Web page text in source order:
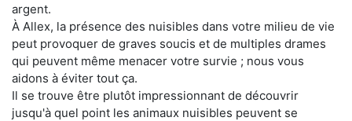
argent.
À Allex, la présence des nuisibles dans votre milieu de vie
peut provoquer de graves soucis et de multiples drames
qui peuvent même menacer votre survie ; nous vous
aidons à éviter tout ça.
Il se trouve être plutôt impressionnant de découvrir
jusqu'à quel point les animaux nuisibles peuvent se